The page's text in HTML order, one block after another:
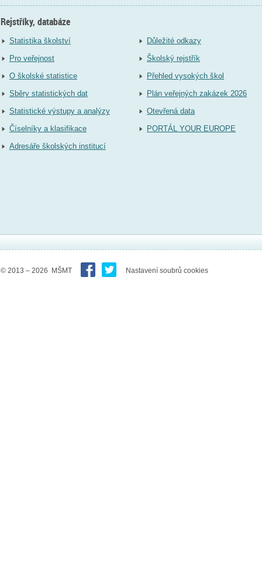
Rejstříky, databáze
Statistika školství
Pro veřejnost
O školské statistice
Sběry statistických dat
Statistické výstupy a analýzy
Číselníky a klasifikace
Adresáře školských institucí
Důležité odkazy
Školský rejstřík
Přehled vysokých škol
Plán veřejných zakázek 2026
Otevřená data
PORTÁL YOUR EUROPE
© 2013 – 2026 MŠMT Nastavení soubrů cookies